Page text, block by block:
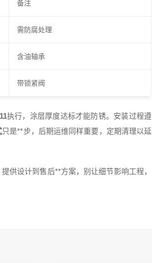
备注
需防腐处理
含油轴承
带锁紧阀
执行，涂层厚度达标才能防锈。安装过程遵
只是**步，后期运维同样重要，定期清理以延
供设计到售后**方案，别让细节影响工程，